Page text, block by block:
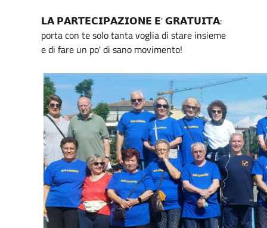
𝗟𝗔 𝗣𝗔𝗥𝗧𝗘𝗖𝗜𝗣𝗔𝗭𝗜𝗢𝗡𝗘 𝗘' 𝗚𝗥𝗔𝗧𝗨𝗜𝗧𝗔:
porta con te solo tanta voglia di stare insieme
e di fare un po' di sano movimento!